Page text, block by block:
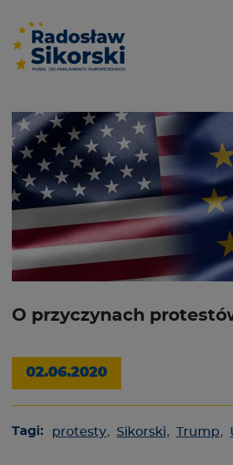
O przyczynach
02.06.2020
Tagi: protesty, Sikorski, Trump,